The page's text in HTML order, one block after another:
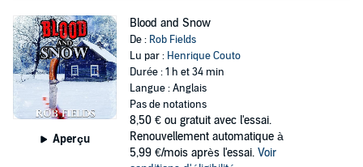
Aperçu
Blood and Snow
De : Rob Fields
Lu par : Henrique Couto
Durée : 1 h et 34 min
Langue : Anglais
Pas de notations
8,50 € ou gratuit avec l'essai.
Renouvellement automatique à
5,99 €/mois après l'essai. Voir